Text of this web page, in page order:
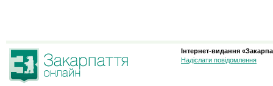
Інтернет-видання
Надіслати повідомлення